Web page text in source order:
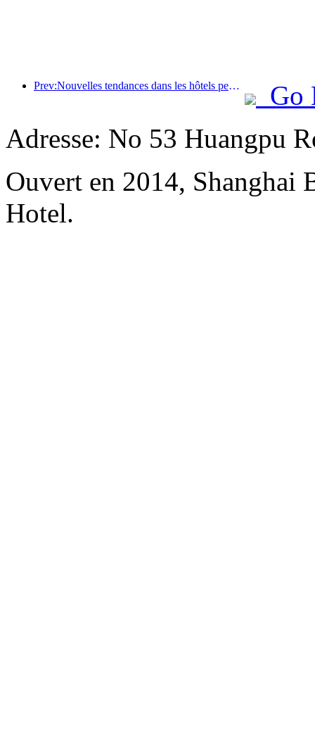
Prev:Nouvelles tendances dans les hôtels pendant la fête nationale 2024 : les post-00 portent le Hanfu et séjournent dans la « State Guesthouse » pour boire du thé et apprendre la calligraphie afin de démontrer leur confiance culturelle
Go
Adresse: No 53 Huangpu
Ouvert en 2014, Shanghai
Hotel.